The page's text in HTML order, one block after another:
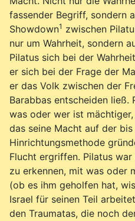
fassender Begriff, sondern
Showdown1 zwischen
nur um Wahrheit, sondern
Pilatus sich bei der
er sich bei der Frage der
er das Volk zwischen der
Barabbas entscheiden ließ.
was oder wer ist
das seine Macht auf der
Hinrichtungsmethode
Flucht ergriffen. Pilatus
zu erkennen, mit was oder
(ob es ihm geholfen hat,
Israel für seinen Teil
den Traumatas, die noch